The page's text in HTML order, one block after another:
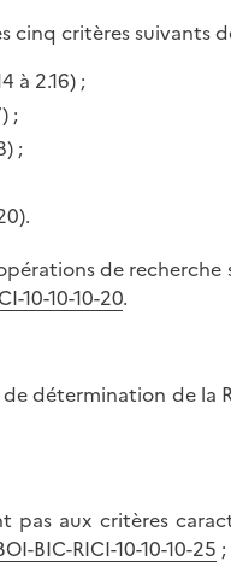
critères suivants
à 2.16) ;
;
;
de
10-10-10-20.
détermination de la
aux critères
BIC-RICI-10-10-10-25 ;